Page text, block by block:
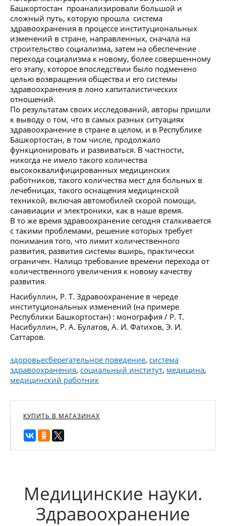
Башкортостан проанализировали большой и
сложный путь, которую прошла система
здравоохранения в процессе институциональных
изменений в стране, направленных, сначала на
строительство социализма, затем на обеспечение
перехода социализма к новому, более совершенному
его этапу, которое впоследствии было подменено
целью возвращения общества и его системы
здравоохранения в лоно капиталистических
отношений.
По результатам своих исследований, авторы пришли
к выводу о том, что в самых разных ситуациях
здравоохранение в стране в целом, и в Республике
Башкортостан, в том числе, продолжало
функционировать и развиваться. В частности,
никогда не имело такого количества
высококвалифицированных медицинских
работников, такого количества мест для больных в
лечебницах, такого оснащения медицинской
техникой, включая автомобилей скорой помощи,
санавиации и электроники, как в наше время.
В то же время здравоохранение сегодня сталкивается
с такими проблемами, решение которых требует
понимания того, что лимит количественного
развития, развития системы вширь, практически
ограничен. Налицо требование времени перехода от
количественного увеличения к новому качеству
развития.
Насибуллин, Р. Т. Здравоохранение в череде
институциональных изменений (на примере
Республики Башкортостан) : монография / Р. Т.
Насибуллин, Р. А. Булатов, А. И. Фатихов, Э. И.
Саттаров.
здоровьесберегательное поведение, система
здравоохранения, социальный институт, медицина,
медицинский работник
КУПИТЬ В МАГАЗИНАХ
Медицинские науки.
Здравоохранение